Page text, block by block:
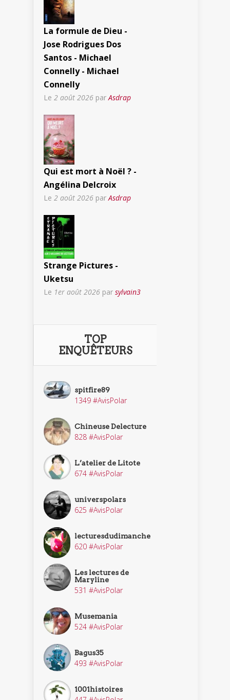
La formule de Dieu -
Jose Rodrigues Dos
Santos - Michael
Connelly - Michael
Connelly
Le 2 août 2026 parAsdrap
Qui est mort à Noël ? -
Angélina Delcroix
Le 2 août 2026 par Asdrap
Strange Pictures -
Uketsu
Le 1er août 2026 par sylvain3
TOP
ENQUÊTEURS
spitfire89
1349 #AvisPolar
Chineuse Delecture
828 #AvisPolar
L’atelier de Litote
674 #AvisPolar
universpolars
625 #AvisPolar
lecturesdudimanche
620 #AvisPolar
Les lectures de
Maryline
531 #AvisPolar
Musemania
524 #AvisPolar
Bagus35
493 #AvisPolar
1001histoires